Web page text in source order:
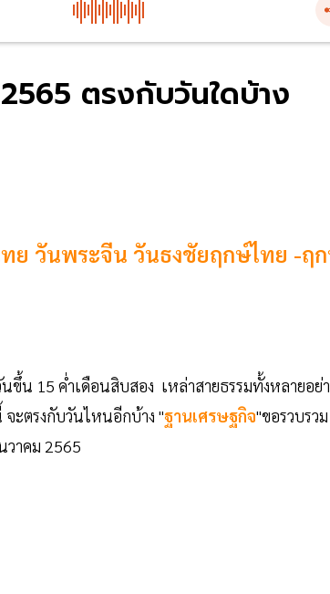
ตรงกับวันใดบ้าง
ย วันพระจีน วันธงชัยฤกษ์ไทย -ฤ
น 15 ค่ำเดือนสิบสอง เหล่าสายธรรมทั้งหลายอย่า
ะตรงกับวันไหนอีกบ้าง "ฐานเศรษฐกิจ"ขอรวบรวม
าคม 2565